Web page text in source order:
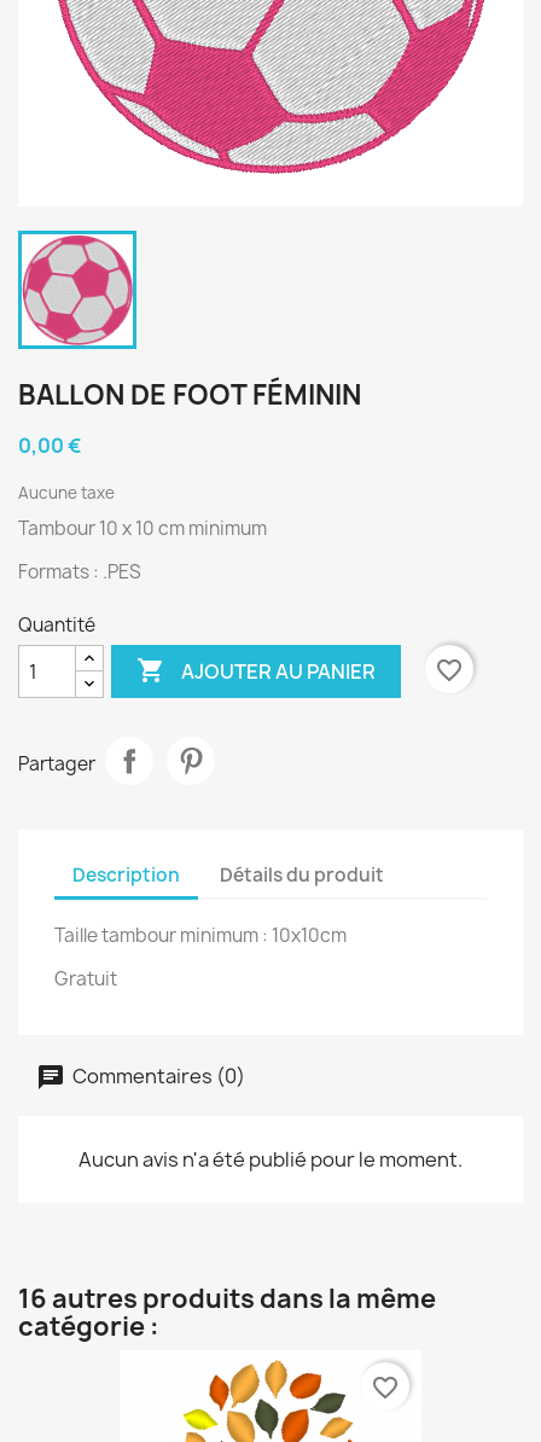
BALLON DE FOOT FÉMININ
0,00 €
Aucune taxe
Tambour 10 x 10 cm minimum
Formats : .PES
Quantité
 AJOUTER AU PANIER favorite_border
Partager
Description Détails du produit
Taille tambour minimum : 10x10cm
Gratuit
Commentaires (0)
Aucun avis n'a été publié pour le moment.
16 autres produits dans la même
catégorie :
favorite_border